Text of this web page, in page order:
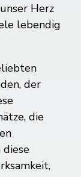
Herz
lebendig
der
die